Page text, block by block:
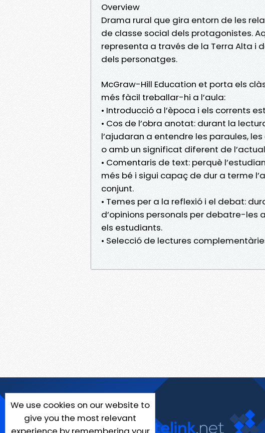
Overview
Drama rural que gira entorn de les
de classe social dels protagonistes.
representa a través de la Terra Alta i
dels personatges.
McGraw-Hill Education et porta els
més fàcil treballar-hi a l’aula:
• Introducció a l’època i els corrents
• Cos de l’obra anotat: durant la
l’ajudaran a entendre les paraules,
o amb un significat diferent de
• Comentaris de text: perquè
més bé i sigui capaç de dur a terme
conjunt.
• Temes per a la reflexió i el debat:
d’opinions personals per debatre-les
els estudiants.
• Selecció de lectures
We use cookies on our website to
give you the most relevant